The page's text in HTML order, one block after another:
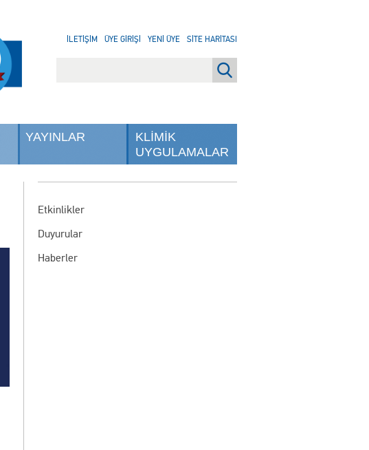
YAYINLAR
KLİMİK
UYGULAMALAR
İLETİŞİM ÜYE GİRİŞİ YENİ ÜYE SİTE HARİTASI
Etkinlikler
Duyurular
Haberler